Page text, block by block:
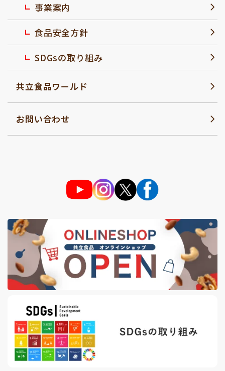
事業案内
食品安全方針
SDGsの取り組み
共立食品ワールド
お問い合わせ